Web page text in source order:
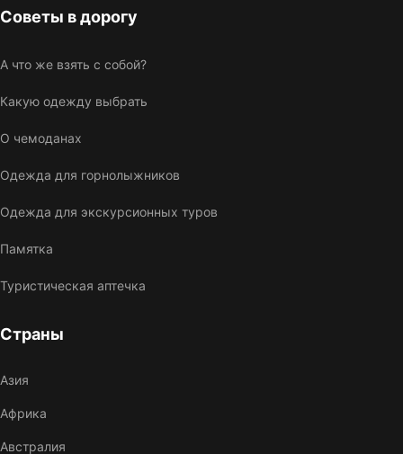
Советы в дорогу
А что же взять с собой?
Какую одежду выбрать
О чемоданах
Одежда для горнолыжников
Одежда для экскурсионных туров
Памятка
Туристическая аптечка
Страны
Азия
Африка
Австралия